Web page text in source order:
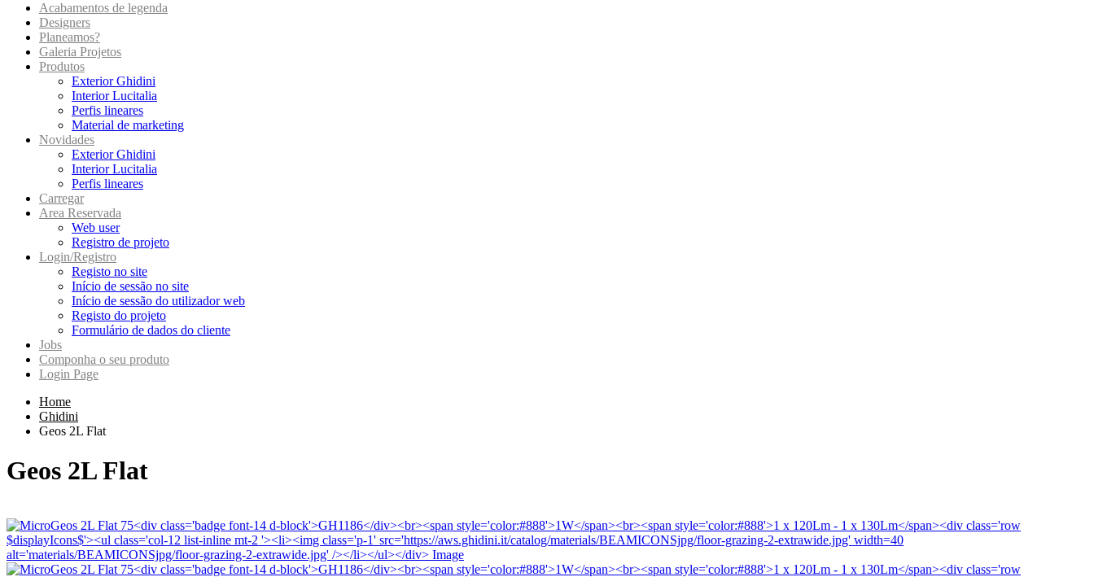
Acabamentos de legenda
Designers
Planeamos?
Galeria Projetos
Produtos
Exterior Ghidini
Interior Lucitalia
Perfis lineares
Material de marketing
Novidades
Exterior Ghidini
Interior Lucitalia
Perfis lineares
Carregar
Area Reservada
Web user
Registro de projeto
Login/Registro
Registo no site
Início de sessão no site
Início de sessão do utilizador web
Registo do projeto
Formulário de dados do cliente
Jobs
Componha o seu produto
Login Page
Home
Ghidini
Geos 2L Flat
Geos 2L Flat